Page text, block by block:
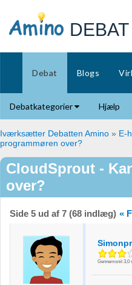
DEBAT
Debat Blogs
Debatkategorier Hjælp
Iværksætter Debatten Amino » E-
programmøren over?
CloudSprout -
over?
Side 5 ud af 7 (68 indlæg) «
Gennemsnit 3,0